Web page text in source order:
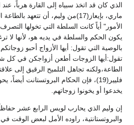
الذي كان قد اتخذ سبياه إلى القارة هرباً،
ماري، بإيعاز(17)من وليم، أن تتعهد
الأمور" أياً كانت السلطة التي تخولها
يكون الحكم والسلطة في يديه هو، لأنها لا
بالوصية التي تقول: أيها الأزواج أحبو
الطاعة،ولكنه تجاهل التلميح الرقيق إلى
فليير(19)، فإن الحكام البروتستانت
يخدعوا أو يخونوا زوجاتهم.
إن وليم الذي يحارب لويس الرابع عشر
والبروتستانتية، راوده الأمل لبعض الوقت